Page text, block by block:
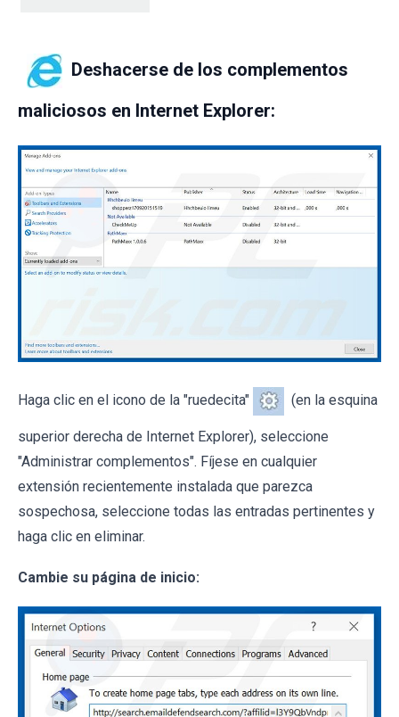
Deshacerse de los complementos
maliciosos en Internet Explorer:
Haga clic en el icono de la "ruedecita" (en la esquina
superior derecha de Internet Explorer), seleccione
"Administrar complementos". Fíjese en cualquier
extensión recientemente instalada que parezca
sospechosa, seleccione todas las entradas pertinentes y
haga clic en eliminar.
Cambie su página de inicio: